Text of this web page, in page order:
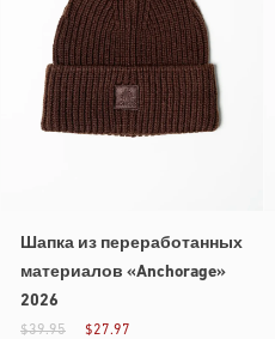
Шапка из переработанных
материалов «Anchorage»
2026
$27.97
$39.95